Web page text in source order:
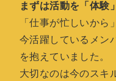
まずは活動を「体験
「仕事が忙しいから
今活躍しているメン
を抱えていました。
大切なのは今のスキ